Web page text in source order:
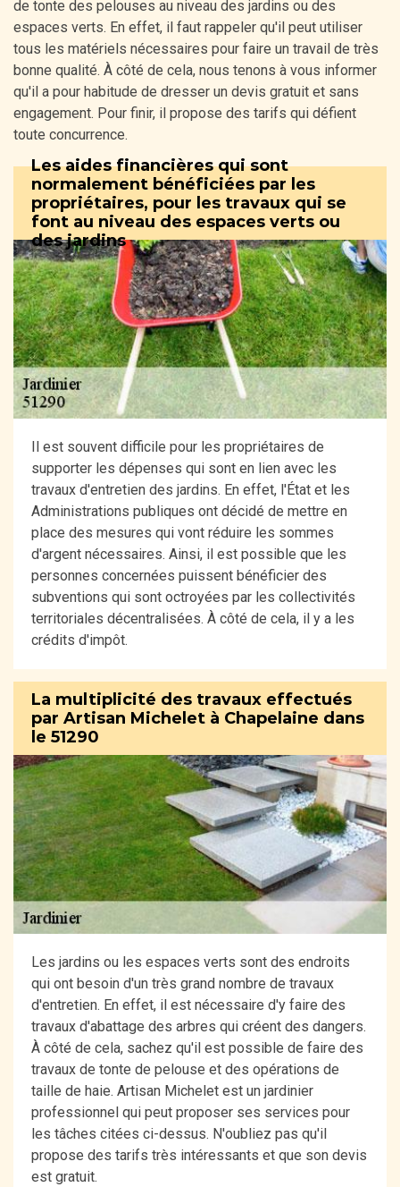
de tonte des pelouses au niveau des jardins ou des
espaces verts. En effet, il faut rappeler qu'il peut utiliser
tous les matériels nécessaires pour faire un travail de très
bonne qualité. À côté de cela, nous tenons à vous informer
qu'il a pour habitude de dresser un devis gratuit et sans
engagement. Pour finir, il propose des tarifs qui défient
toute concurrence.
Les aides financières qui sont
normalement bénéficiées par les
propriétaires, pour les travaux qui se
font au niveau des espaces verts ou
des jardins
Il est souvent difficile pour les propriétaires de
supporter les dépenses qui sont en lien avec les
travaux d'entretien des jardins. En effet, l'État et les
Administrations publiques ont décidé de mettre en
place des mesures qui vont réduire les sommes
d'argent nécessaires. Ainsi, il est possible que les
personnes concernées puissent bénéficier des
subventions qui sont octroyées par les collectivités
territoriales décentralisées. À côté de cela, il y a les
crédits d'impôt.
La multiplicité des travaux effectués
par Artisan Michelet à Chapelaine dans
le 51290
Les jardins ou les espaces verts sont des endroits
qui ont besoin d'un très grand nombre de travaux
d'entretien. En effet, il est nécessaire d'y faire des
travaux d'abattage des arbres qui créent des dangers.
À côté de cela, sachez qu'il est possible de faire des
travaux de tonte de pelouse et des opérations de
taille de haie. Artisan Michelet est un jardinier
professionnel qui peut proposer ses services pour
les tâches citées ci-dessus. N'oubliez pas qu'il
propose des tarifs très intéressants et que son devis
est gratuit.